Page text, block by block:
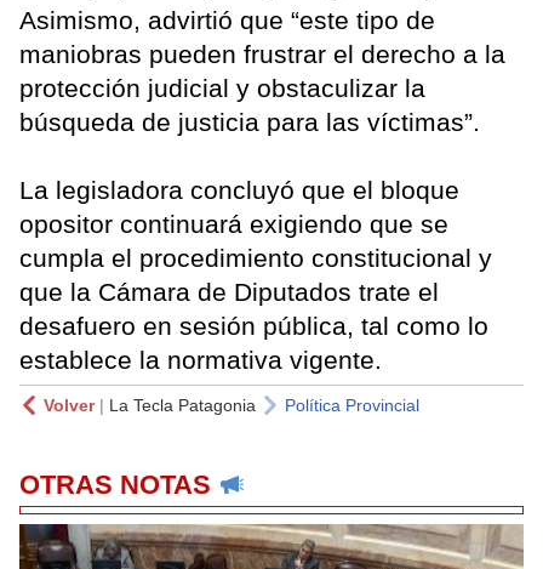
Asimismo, advirtió que “este tipo de
maniobras pueden frustrar el derecho a la
protección judicial y obstaculizar la
búsqueda de justicia para las víctimas”.
La legisladora concluyó que el bloque
opositor continuará exigiendo que se
cumpla el procedimiento constitucional y
que la Cámara de Diputados trate el
desafuero en sesión pública, tal como lo
establece la normativa vigente.
Volver| La Tecla Patagonia Política Provincial
OTRAS NOTAS